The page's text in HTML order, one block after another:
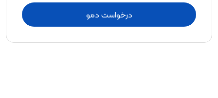
درخواست دمو